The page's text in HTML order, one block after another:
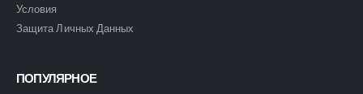
Условия
Защита Личных Данных
ПОПУЛЯРНОЕ